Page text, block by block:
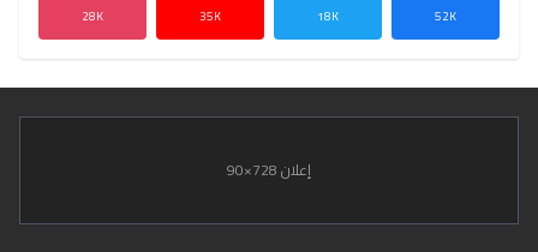
52K
18K
35K
28K
إعلان 728×90